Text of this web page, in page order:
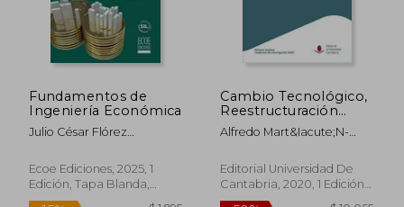
dcto. $ 2.008 dcto.
Fundamentos de
Ingeniería Económica
Julio César Flórez
Flórez Osorio,Diana
Sihomara Núñez Guerrero
Ecoe Ediciones, 2025, 1
Edición, Tapa Blanda,
Nuevo
Cambio Tecnológico,
Reestructuración
Bancaria y Acceso a
Financiación de las
Alfredo Mart&Iacute;N-
Simats; Sergio Vicente
Rodr&Iacute;Guez
Editorial Universidad De
Cantabria, 2020, 1 Edición,
Tapa Blanda,